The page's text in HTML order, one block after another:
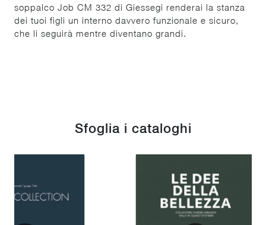
soppalco Job CM 332 di Giessegi renderai la stanza
dei tuoi figli un interno davvero funzionale e sicuro,
che li seguirà mentre diventano grandi.
Sfoglia i cataloghi